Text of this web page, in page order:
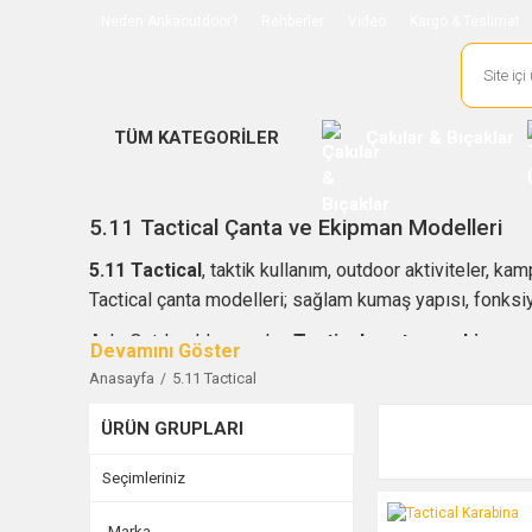
TÜM KATEGORİLER
5.11 Tactical Çanta ve Ekipman Modelleri
5.11 Tactical, taktik kullanım, outdoor aktiviteler,
Tactical çanta modelleri; sağlam kumaş yapısı,
AnkaOutdoor’da yer alan Tactical çanta ve
profesyonel kullanıma kadar farklı senaryolara hitap
5.11 Tactical ürünleri seçerken kullanım amacı,
değerlendirilmelidir. Taktik çanta, askeri sırt çantası,
Anasayfa 5.11 Tactical
ÜRÜN GRUPLARI
Seçimleriniz
Tactical Karabina